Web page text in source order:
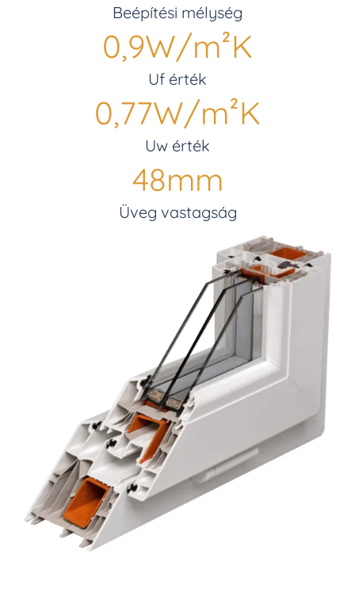
Beépítési mélység
0,9W/m²K
Uf érték
0,77W/m²K
Uw érték
48mm
Üveg vastagság